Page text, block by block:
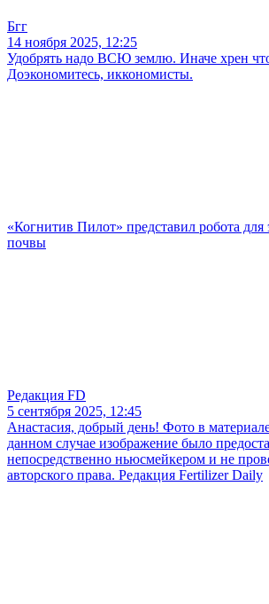
Бгг
14 ноября 2025, 12:25
Удобрять надо ВСЮ землю. Иначе хрен
Доэкономитесь, иккономисты.
«Когнитив Пилот» представил робота для
почвы
Редакция FD
5 сентября 2025, 12:45
Анастасия, добрый день! Фото в
данном случае изображение было
непосредственно ньюсмейкером и не
авторского права. Редакция Fertilizer Daily